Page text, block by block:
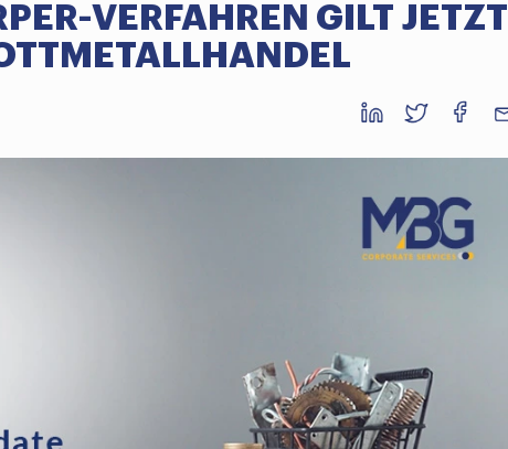
VERFAHREN GILT JETZT